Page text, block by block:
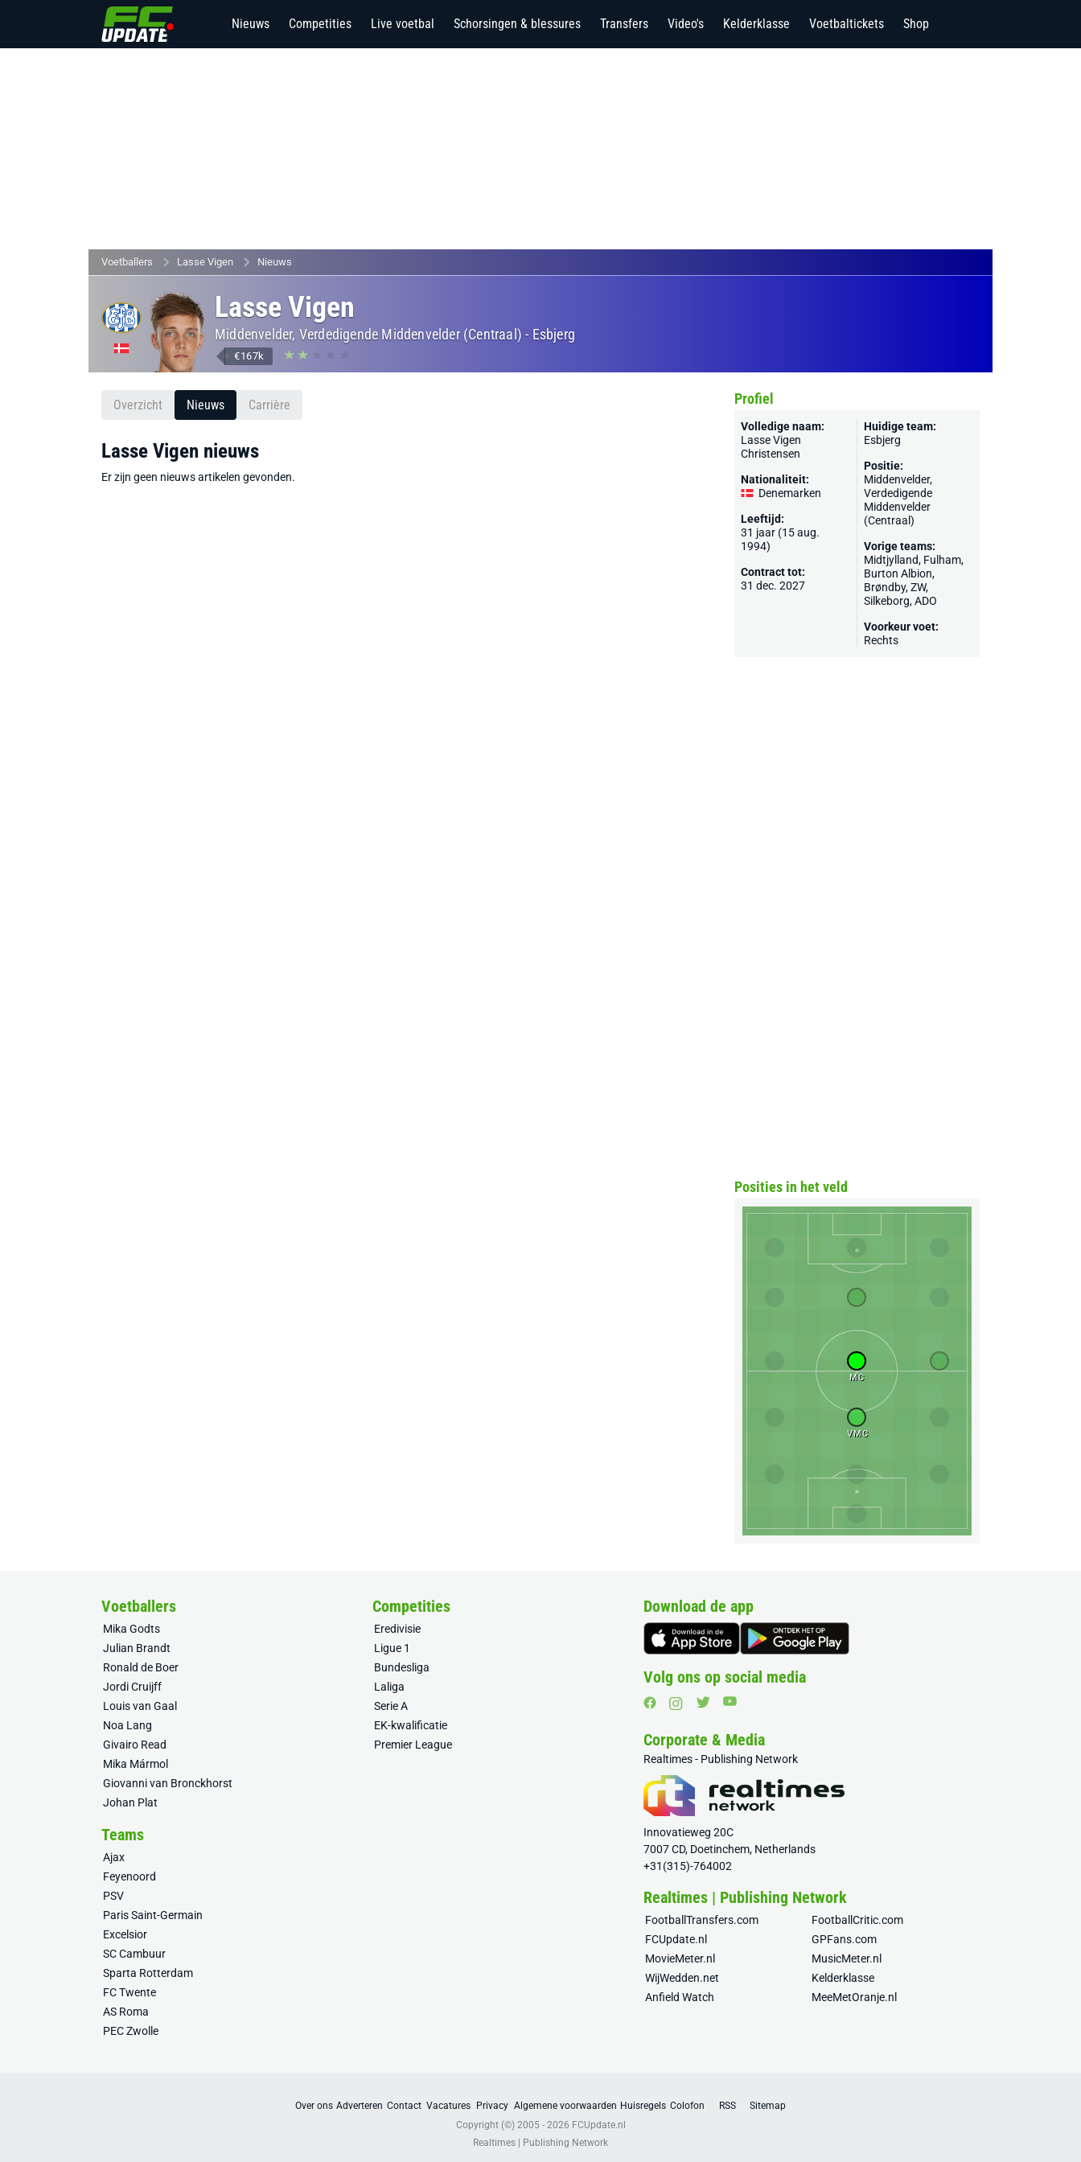
Nieuws Competities Live voetbal Schorsingen & blessures Transfers Video's Kelderklasse Voetbaltickets Shop
Voetballers Lasse Vigen Nieuws
Lasse Vigen
Middenvelder, Verdedigende Middenvelder (Centraal)- Esbjerg
€167k
Overzicht Nieuws Carrière
Lasse Vigen nieuws
Er zijn geen nieuws artikelen gevonden.
Profiel
Volledige naam:
Lasse Vigen
Christensen
Nationaliteit:
Denemarken
Leeftijd:
31 jaar (15 aug.
1994)
Contract tot:
31 dec. 2027
Huidige team:
Esbjerg
Positie:
Middenvelder,
Verdedigende
Middenvelder
(Centraal)
Vorige teams:
Midtjylland, Fulham,
Burton Albion,
Brøndby,ZW,
Silkeborg,ADO
Voorkeur voet:
Rechts
Posities in het veld
MC
VMC
Voetballers
Mika Godts
Julian Brandt
Ronald de Boer
Jordi Cruijff
Louis van Gaal
Noa Lang
Givairo Read
Mika Mármol
Giovanni van Bronckhorst
Johan Plat
Competities
Eredivisie
Ligue 1
Bundesliga
Laliga
Serie A
EK-kwalificatie
Premier League
Teams
Ajax
Feyenoord
PSV
Paris Saint-Germain
Excelsior
SC Cambuur
Sparta Rotterdam
FC Twente
AS Roma
PEC Zwolle
Download de app
Volg ons op social media
Corporate & Media
Realtimes - Publishing Network
Innovatieweg 20C
7007 CD, Doetinchem, Netherlands
+31(315)-764002
Realtimes | Publishing Network
FootballTransfers.com
FootballCritic.com
FCUpdate.nl
GPFans.com
MovieMeter.nl
MusicMeter.nl
WijWedden.net
Kelderklasse
Anfield Watch
MeeMetOranje.nl
Over ons Adverteren Contact Vacatures Privacy Algemene voorwaarden Huisregels Colofon RSS
Sitemap
Copyright (©) 2005 - 2026 FCUpdate.nl
Realtimes | Publishing Network